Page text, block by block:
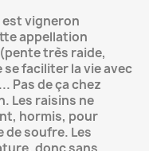
est vigneron
appellation
très raide,
faciliter la vie avec
Pas de ça chez
Les raisins ne
hormis, pour
soufre. Les